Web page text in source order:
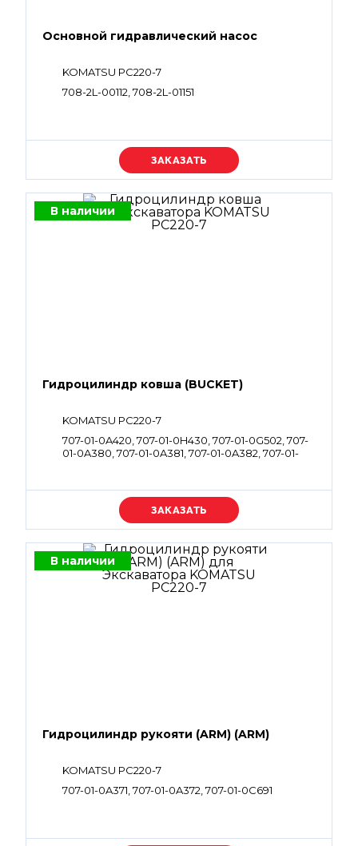
Основной гидравлический насос
KOMATSU PC220-7
708-2L-00112, 708-2L-01151
Уточняйте цену
В наличии
Гидроцилиндр ковша (BUCKET)
KOMATSU PC220-7
707-01-0A420, 707-01-0H430, 707-01-0G502, 707-
01-0A380, 707-01-0A381, 707-01-0A382, 707-01-
Уточняйте цену
В наличии
Гидроцилиндр рукояти (ARM) (ARM)
KOMATSU PC220-7
707-01-0A371, 707-01-0A372, 707-01-0C691